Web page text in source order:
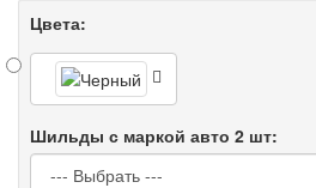
Цвета:
Шильды с маркой авто 2 шт: